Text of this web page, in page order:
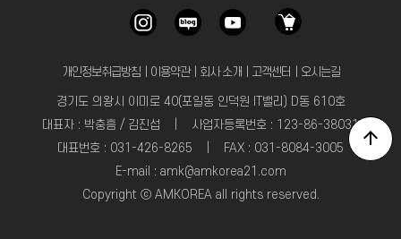
개인정보취급방침｜ 이용약관｜ 회사 소개 고객센터 오시는길
경기도 의왕시 이미로 40(포일동 인덕원 IT밸리) D동 610호
대표자 : 박충흠 / 김진섭 | 사업자등록번호 : 123-86-38031
대표번호 : 031-426-8265 | FAX : 031-8084-3005
E-mail : amk@amkorea21.com
Copyright ⓒ AMKOREA all rights reserved.